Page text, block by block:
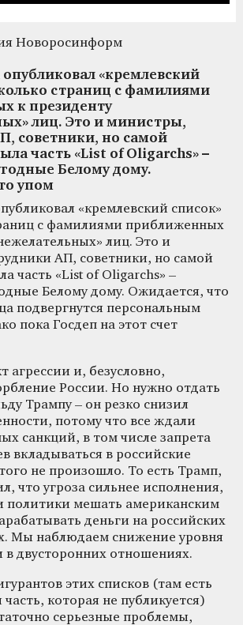
Новоросинформ
«кремлевский
страниц с фамилиями
к президенту
лиц. Это и министры,
советники, но самой
часть «List of Oligarchs» –
Белому дому.
упом
«кремлевский список»
с фамилиями приближенных
лиц. Это и
АП, советники, но самой
часть «List of Oligarchs» –
Белому дому. Ожидается, что
подвергнутся персональным
пока Госдеп на этот счет
агрессии и, безусловно,
России. Но нужно отдать
Трампу – он резко снизил
потому что все ждали
санкций, в том числе запрета
вкладываться в российские
не произошло. То есть Трамп,
что угроза сильнее исполнения,
политики мешать американским
деньги на российских
Мы наблюдаем снижение уровня
в двусторонних отношениях.
этих списков (там есть
которая не публикуется)
серьезные проблемы,